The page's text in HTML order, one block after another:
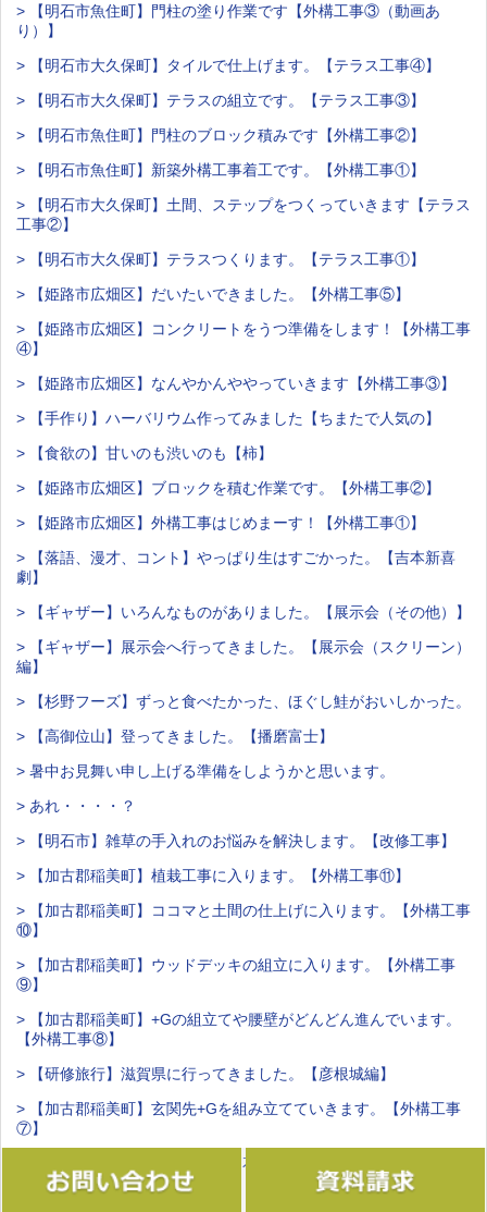
> 【明石市魚住町】門柱の塗り作業です【外構工事③（動画あ
り）】
> 【明石市大久保町】タイルで仕上げます。【テラス工事④】
> 【明石市大久保町】テラスの組立です。【テラス工事③】
> 【明石市魚住町】門柱のブロック積みです【外構工事②】
> 【明石市魚住町】新築外構工事着工です。【外構工事①】
> 【明石市大久保町】土間、ステップをつくっていきます【テラス
工事②】
> 【明石市大久保町】テラスつくります。【テラス工事①】
> 【姫路市広畑区】だいたいできました。【外構工事⑤】
> 【姫路市広畑区】コンクリートをうつ準備をします！【外構工事
④】
> 【姫路市広畑区】なんやかんややっていきます【外構工事③】
> 【手作り】ハーバリウム作ってみました【ちまたで人気の】
> 【食欲の】甘いのも渋いのも【柿】
> 【姫路市広畑区】ブロックを積む作業です。【外構工事②】
> 【姫路市広畑区】外構工事はじめまーす！【外構工事①】
> 【落語、漫才、コント】やっぱり生はすごかった。【吉本新喜
劇】
> 【ギャザー】いろんなものがありました。【展示会（その他）】
> 【ギャザー】展示会へ行ってきました。【展示会（スクリーン）
編】
> 【杉野フーズ】ずっと食べたかった、ほぐし鮭がおいしかった。
> 【高御位山】登ってきました。【播磨富士】
> 暑中お見舞い申し上げる準備をしようかと思います。
> あれ・・・・？
> 【明石市】雑草の手入れのお悩みを解決します。【改修工事】
> 【加古郡稲美町】植栽工事に入ります。【外構工事⑪】
> 【加古郡稲美町】ココマと土間の仕上げに入ります。【外構工事
⑩】
> 【加古郡稲美町】ウッドデッキの組立に入ります。【外構工事
⑨】
> 【加古郡稲美町】+Gの組立てや腰壁がどんどん進んでいます。
【外構工事⑧】
> 【研修旅行】滋賀県に行ってきました。【彦根城編】
> 【加古郡稲美町】玄関先+Gを組み立てていきます。【外構工事
⑦】
> 【加古郡稲美町】腰壁の下地と花壇が完成しました！【外構工事
⑥】